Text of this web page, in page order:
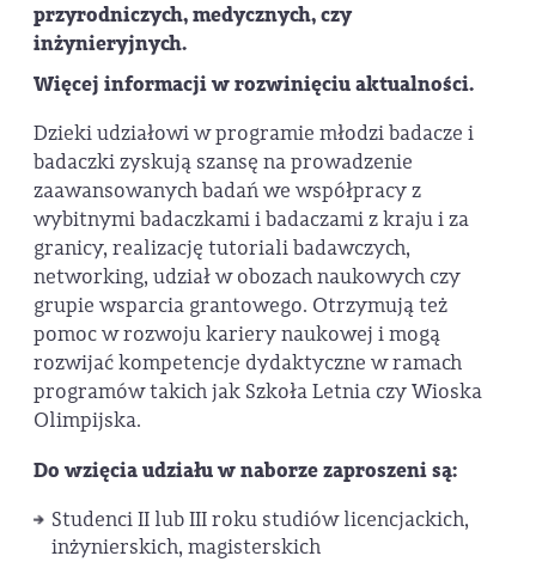
przyrodniczych, medycznych, czy
inżynieryjnych.
Więcej informacji w rozwinięciu aktualności.
Dzieki udziałowi w programie młodzi badacze i
badaczki zyskują szansę na prowadzenie
zaawansowanych badań we współpracy z
wybitnymi badaczkami i badaczami z kraju i za
granicy, realizację tutoriali badawczych,
networking, udział w obozach naukowych czy
grupie wsparcia grantowego. Otrzymują też
pomoc w rozwoju kariery naukowej i mogą
rozwijać kompetencje dydaktyczne w ramach
programów takich jak Szkoła Letnia czy Wioska
Olimpijska.
Do wzięcia udziału w naborze zaproszeni są:
Studenci II lub III roku studiów licencjackich,
inżynierskich, magisterskich